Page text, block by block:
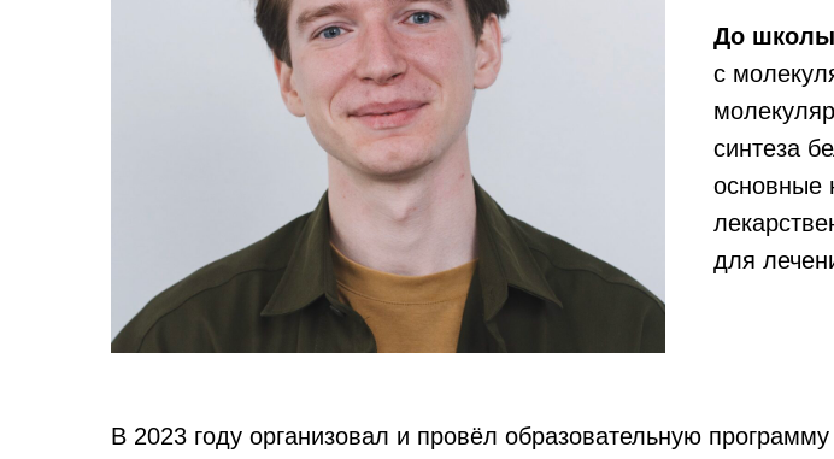
До школы
с
синтеза
основные
для
В 2023 году организовал и провёл образовательную